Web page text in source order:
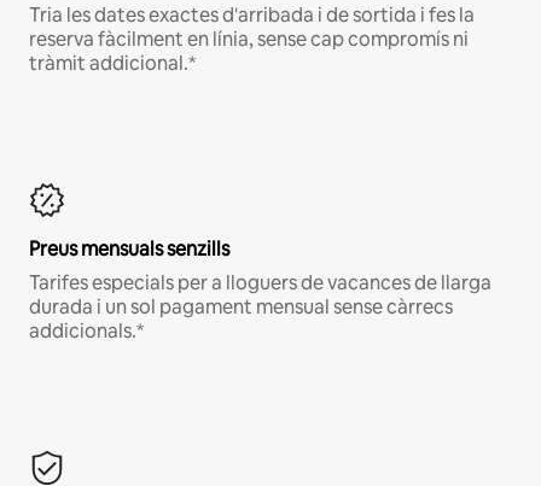
Tria les dates exactes d'arribada i de sortida i fes la
reserva fàcilment en línia, sense cap compromís ni
tràmit addicional.*
Preus mensuals senzills
Tarifes especials per a lloguers de vacances de llarga
durada i un sol pagament mensual sense càrrecs
addicionals.*